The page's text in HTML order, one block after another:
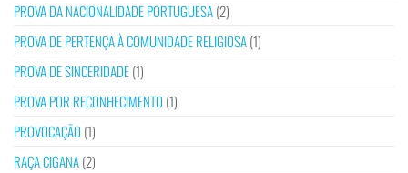
PROVA DA NACIONALIDADE PORTUGUESA(2)
PROVA DE PERTENÇA À COMUNIDADE RELIGIOSA(1)
PROVA DE SINCERIDADE(1)
PROVA POR RECONHECIMENTO (1)
PROVOCAÇÃO (1)
RAÇA CIGANA(2)